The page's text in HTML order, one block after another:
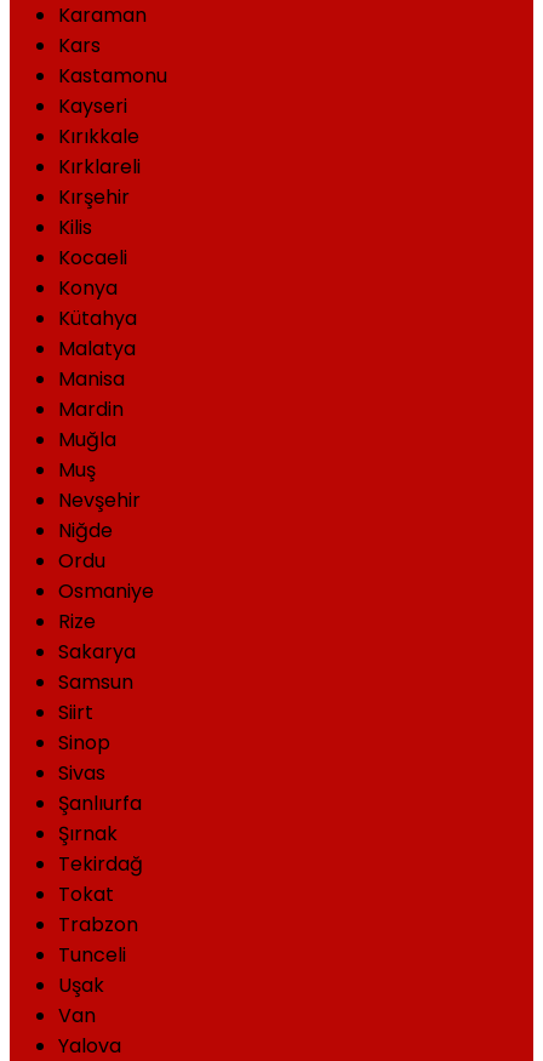
Karaman
Kars
Kastamonu
Kayseri
Kırıkkale
Kırklareli
Kırşehir
Kilis
Kocaeli
Konya
Kütahya
Malatya
Manisa
Mardin
Muğla
Muş
Nevşehir
Niğde
Ordu
Osmaniye
Rize
Sakarya
Samsun
Siirt
Sinop
Sivas
Şanlıurfa
Şırnak
Tekirdağ
Tokat
Trabzon
Tunceli
Uşak
Van
Yalova